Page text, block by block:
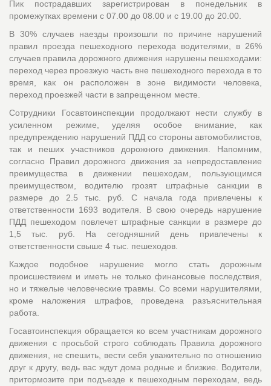
Пик пострадавших зарегистрирован в понедельник в
промежутках времени с 07.00 до 08.00 и с 19.00 до 20.00.
В 30% случаев наезды произошли по причине нарушений
правил проезда пешеходного перехода водителями, в 26%
случаев правила дорожного движения нарушены пешеходами:
переход через проезжую часть вне пешеходного перехода в то
время, как он расположен в зоне видимости человека,
переход проезжей части в запрещенном месте.
Сотрудники Госавтоинспекции продолжают нести службу в
усиленном режиме, уделяя особое внимание, как
предупреждению нарушений ПДД со стороны автомобилистов,
так и пеших участников дорожного движения. Напомним,
согласно Правил дорожного движения за непредоставление
преимущества в движении пешеходам, пользующимся
преимуществом, водителю грозят штрафные санкции в
размере до 2.5 тыс. руб. С начала года привлечены к
ответственности 1693 водителя. В свою очередь нарушение
ПДД пешеходом повлечет штрафные санкции в размере до
1,5 тыс. руб. На сегодняшний день привлечены к
ответственности свыше 4 тыс. пешеходов.
Каждое подобное нарушение могло стать дорожным
происшествием и иметь не только финансовые последствия,
но и тяжелые человеческие травмы. Со всеми нарушителями,
кроме наложения штрафов, проведена разъяснительная
работа.
Госавтоинспекция обращается ко всем участникам дорожного
движения с просьбой строго соблюдать Правила дорожного
движения, не спешить, вести себя уважительно по отношению
друг к другу, ведь вас ждут дома родные и близкие. Водители,
притормозите при подъезде к пешеходным переходам, ведь